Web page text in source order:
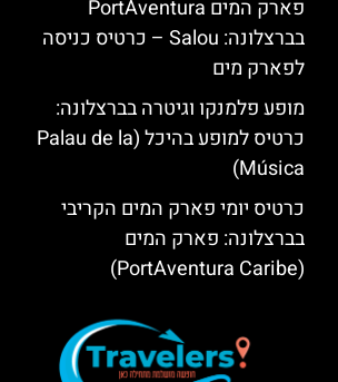
פארק המים PortAventura
בברצלונה: Salou – כרטיס כניסה
לפארק מים
מופע פלמנקו וגיטרה בברצלונה:
כרטיס למופע בהיכל (Palau de la
Música)
כרטיס יומי פארק המים הקריבי
בברצלונה: פארק המים
(PortAventura Caribe)